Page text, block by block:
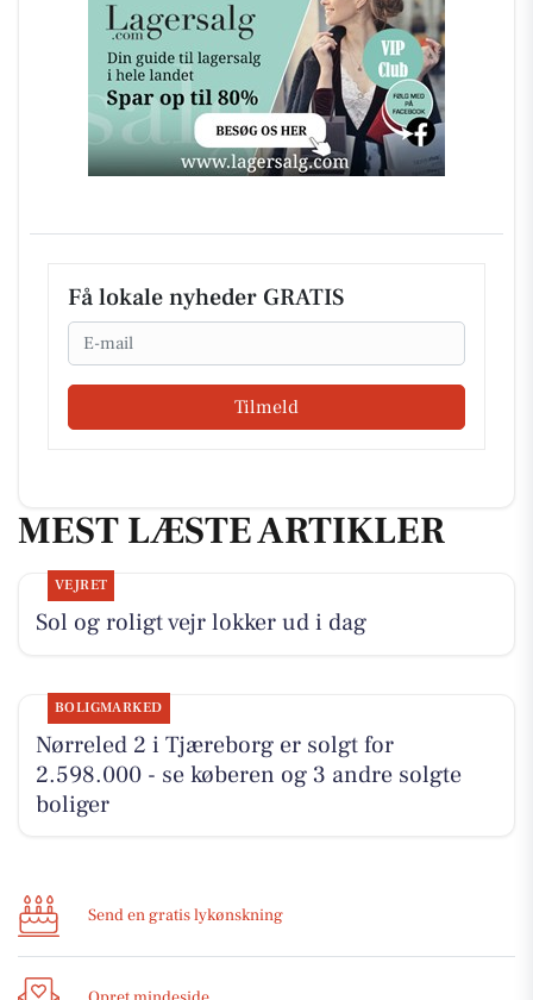
Få lokale nyheder GRATIS
Email
Tilmeld
MEST LÆSTE ARTIKLER
VEJRET
Sol og roligt vejr lokker ud i dag
BOLIGMARKED
Nørreled 2 i Tjæreborg er solgt for
2.598.000 - se køberen og 3 andre solgte
boliger
Send en gratis lykønskning